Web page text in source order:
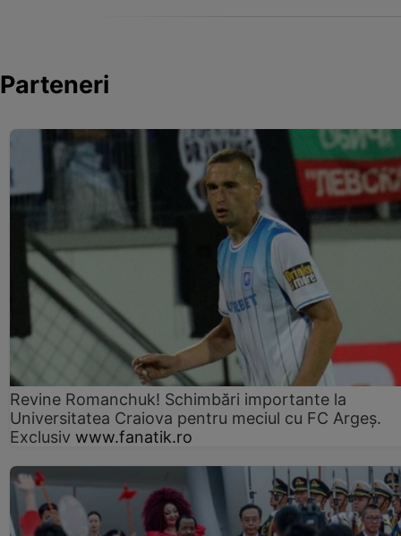
Parteneri
Revine Romanchuk! Schimbări importante la
Universitatea Craiova pentru meciul cu FC Argeş.
Exclusiv www.fanatik.ro